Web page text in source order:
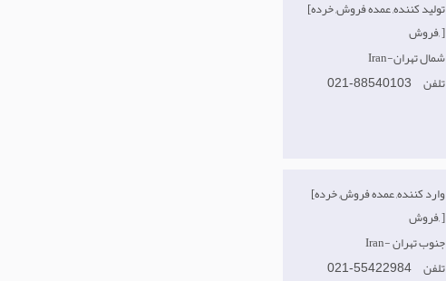
[تولید کننده, عمده فروش, خرده
فروش, ]
Iran-شمال‌ تهران
021-88540103 تلفن
[وارد کننده, عمده فروش, خرده
فروش, ]
Iran- جنوب‌ تهران
021-55422984 تلفن